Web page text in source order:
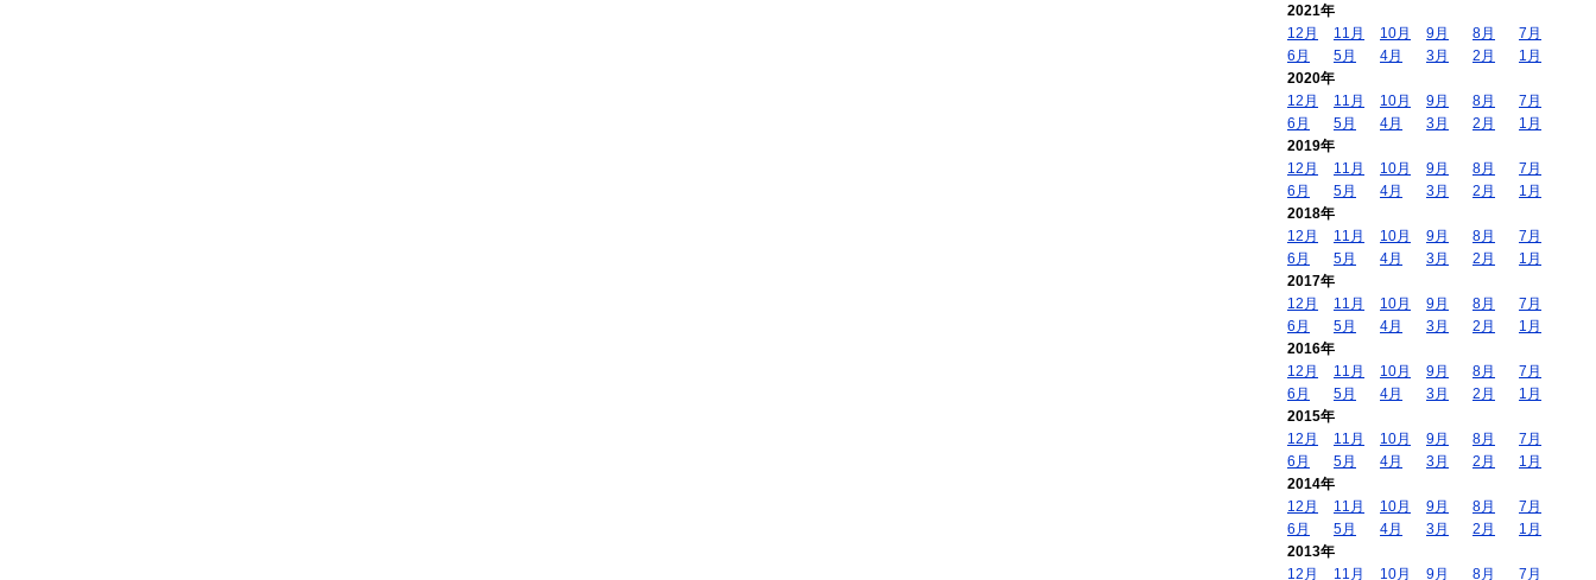
2021年
12月
11月 10月 9月 8月
7月
6月
5月 4月 3月 2月
1月
2020年
12月
11月 10月 9月 8月
7月
6月
5月 4月 3月 2月
1月
2019年
12月
11月 10月 9月 8月
7月
6月
5月 4月 3月 2月
1月
2018年
12月
11月 10月 9月 8月
7月
6月
5月 4月 3月 2月
1月
2017年
12月
11月 10月 9月 8月
7月
6月
5月 4月 3月 2月
1月
2016年
12月
11月 10月 9月 8月
7月
6月
5月 4月 3月 2月
1月
2015年
12月
11月 10月 9月 8月
7月
6月
5月 4月 3月 2月
1月
2014年
12月
11月 10月 9月 8月
7月
6月
5月 4月 3月 2月
1月
2013年
12月
11月 10月 9月 8月 7月